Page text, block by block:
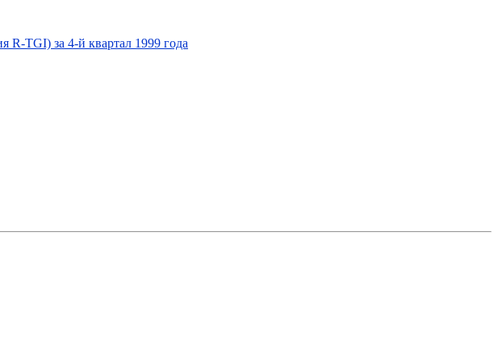
R-TGI) за 4-й квартал 1999 года